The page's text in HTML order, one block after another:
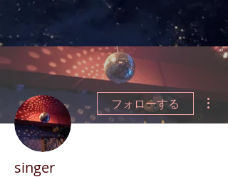
フォローする
singer